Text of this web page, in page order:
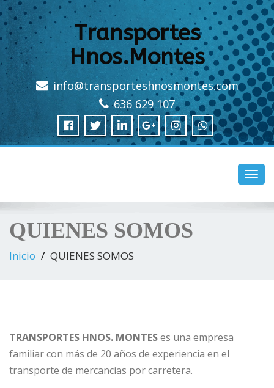
Transportes
Hnos.Montes
info@transporteshnosmontes.com
636 629 107
QUIENES SOMOS
Inicio QUIENES SOMOS
TRANSPORTES HNOS. MONTESes una empresa
familiar con más de 20 años de experiencia en el
transporte de mercancías por carretera.